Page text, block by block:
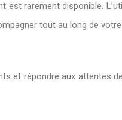
rarement disponible.
tout au long de votre
et répondre aux attentes